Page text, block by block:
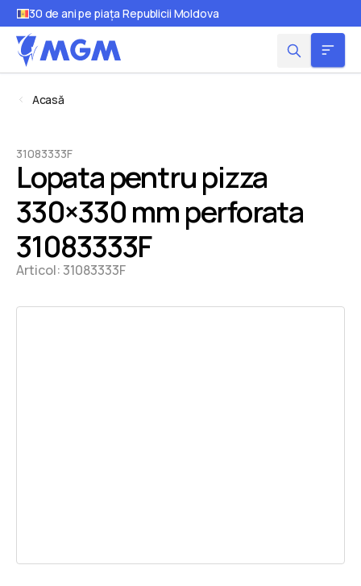
30 de ani pe piața Republicii Moldova
Acasă
31083333F
Lopata pentru pizza
330×330 mm perforata
31083333F
Articol:31083333F